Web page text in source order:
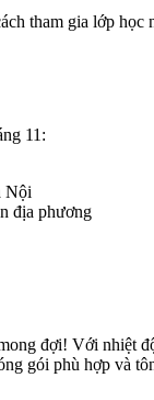
tham gia lớp
11:
Nội
địa phương
đợi! Với nhiệt
gói phù hợp và